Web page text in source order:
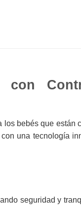
con
bebés que están
una tecnología
seguridad y